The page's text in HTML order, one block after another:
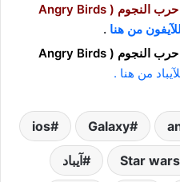
لتحميل لعبة الطيور الغاضبة حرب النجوم ( Angry Birds
.
لتحميل لعبة الطيور الغاضبة حرب النجوم ( Angry Birds
Galaxy
ios
Star wars آيباد